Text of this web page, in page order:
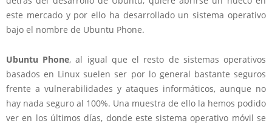
este mercado y por ello ha desarrollado un sistema operativo
bajo el nombre de Ubuntu Phone.
Ubuntu Phone, al igual que el resto de sistemas operativos
basados en Linux suelen ser por lo general bastante seguros
frente a vulnerabilidades y ataques informáticos, aunque no
hay nada seguro al 100%. Una muestra de ello la hemos podido
ver en los últimos días, donde este sistema operativo móvil se